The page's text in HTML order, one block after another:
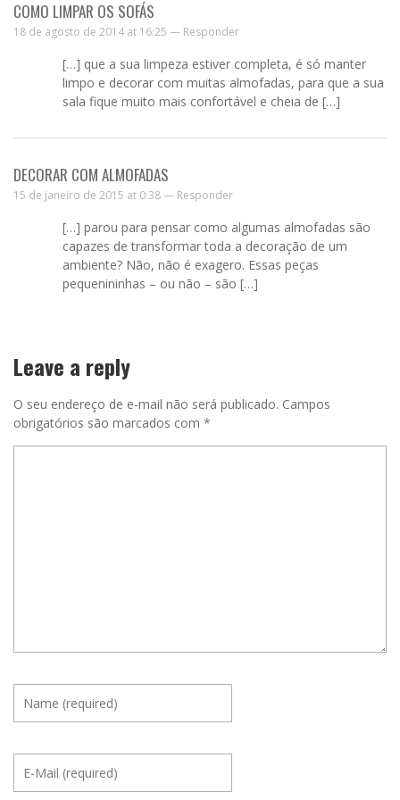
COMO LIMPAR OS SOFÁS
18 de agosto de 2014 at 16:25 — Responder
[…] que a sua limpeza estiver completa, é só manter
limpo e decorar com muitas almofadas, para que a sua
sala fique muito mais confortável e cheia de […]
DECORAR COM ALMOFADAS
15 de janeiro de 2015 at 0:38 — Responder
[…] parou para pensar como algumas almofadas são
capazes de transformar toda a decoração de um
ambiente? Não, não é exagero. Essas peças
pequenininhas – ou não – são […]
Leave a reply
O seu endereço de e-mail não será publicado. Campos
obrigatórios são marcados com *